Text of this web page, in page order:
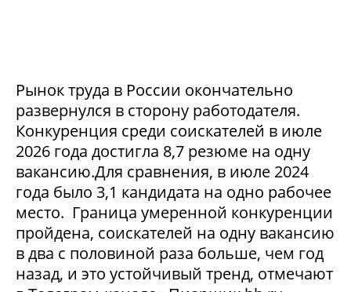
Рынок труда в России окончательно
развернулся в сторону работодателя.
Конкуренция среди соискателей в июле
2026 года достигла 8,7 резюме на одну
вакансию.Для сравнения, в июле 2024
года было 3,1 кандидата на одно рабочее
место. Граница умеренной конкуренции
пройдена, соискателей на одну вакансию
в два с половиной раза больше, чем год
назад, и это устойчивый тренд, отмечают